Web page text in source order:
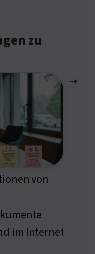
zu
➝
von
im Internet